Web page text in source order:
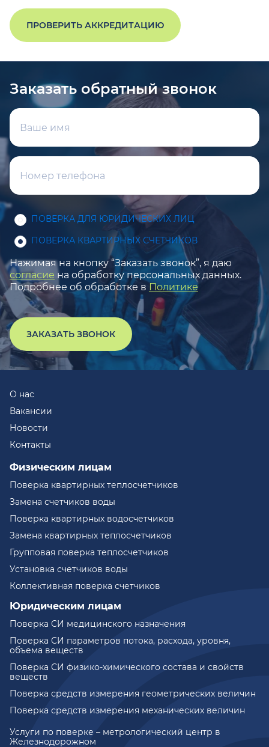
ПРОВЕРИТЬ АККРЕДИТАЦИЮ
Заказать обратный звонок
ПОВЕРКА ДЛЯ ЮРИДИЧЕСКИХ ЛИЦ
ПОВЕРКА КВАРТИРНЫХ СЧЕТЧИКОВ
Нажимая на кнопку “Заказать звонок”, я даю
согласие на обработку персональных данных.
Подробнее об обработке в Политике
ЗАКАЗАТЬ ЗВОНОК
Услуги по поверке – метрологический центр в
Железнодорожном
О нас
Вакансии
Новости
Контакты
Физическим лицам
Поверка квартирных теплосчетчиков
Замена счетчиков воды
Поверка квартирных водосчетчиков
Замена квартирных теплосчетчиков
Групповая поверка теплосчетчиков
Установка счетчиков воды
Коллективная поверка счетчиков
Юридическим лицам
Поверка СИ медицинского назначения
Поверка СИ параметров потока, расхода, уровня,
объема веществ
Поверка СИ физико-химического состава и свойств
веществ
Поверка средств измерения геометрических величин
Поверка средств измерения механических величин